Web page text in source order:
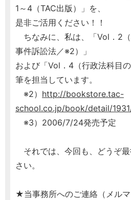
1～4（TAC出版）」を、
是非ご活用ください！！
ちなみに、私は、「Vol．2（
事件訴訟法／※2）」
および「Vol．4（行政法科目
筆を担当しています。
※2） http://bookstore.tac-
school.co.jp/book/detail/
※3）2006/7/24発売予定
それでは、今回も、どうぞ
さい。
★当事務所へのご連絡（メル